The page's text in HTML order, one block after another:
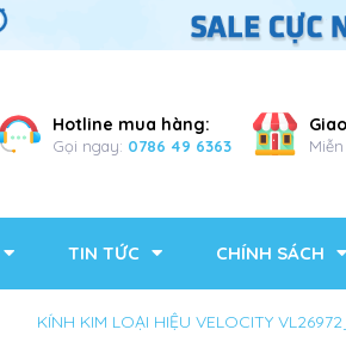
Hotline mua hàng:
Gọi ngay: 0786 49 6363
TIN TỨC CHÍNH SÁCH
KÍNH KIM LOẠI HIỆU VELOCITY